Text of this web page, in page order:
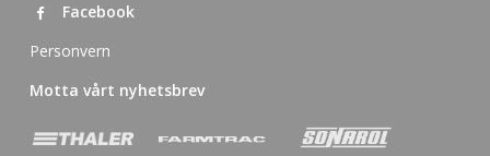
Facebook
Personvern
Motta vårt nyhetsbrev